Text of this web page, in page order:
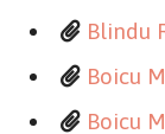
Blindu
Boicu
Boicu